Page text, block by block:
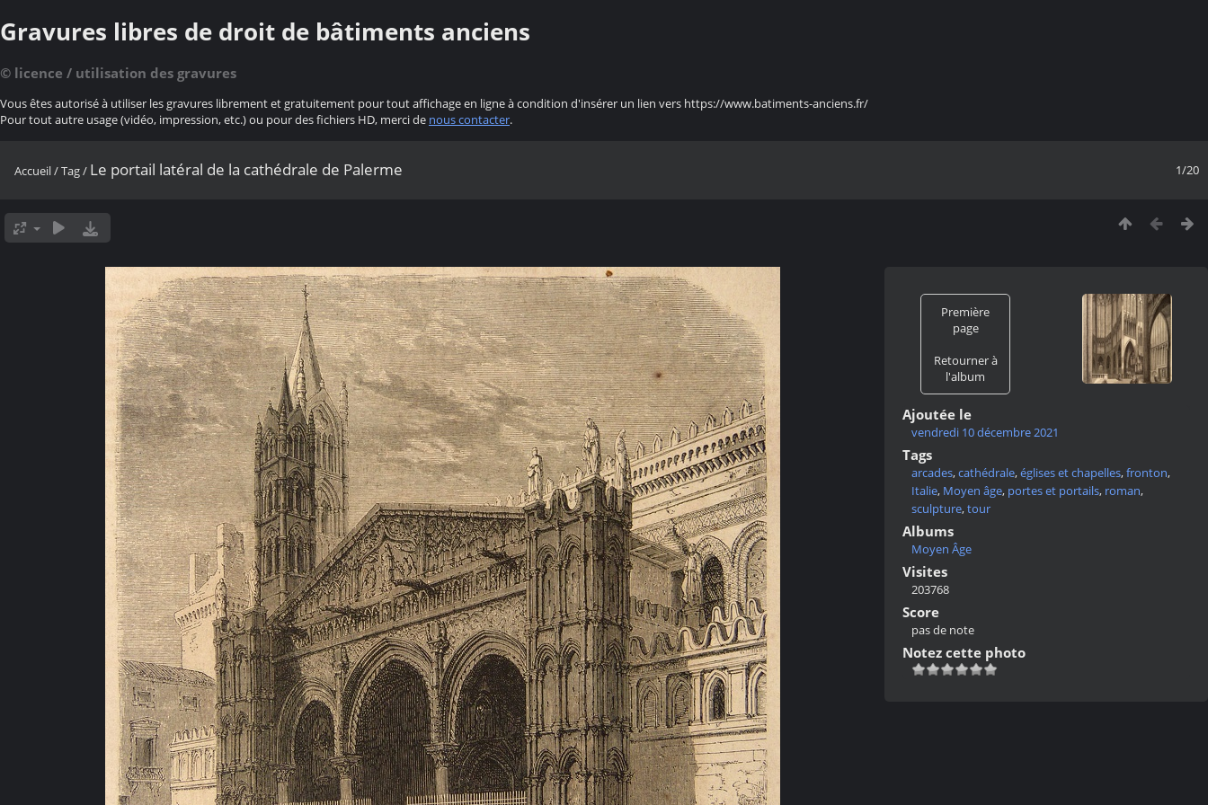
Gravures libres de droit de bâtiments anciens
© licence / utilisation des gravures
Vous êtes autorisé à utiliser les gravures librement et gratuitement pour tout affichage en ligne à condition d'insérer un lien vers https://www.batiments-anciens.fr/
Pour tout autre usage (vidéo, impression, etc.) ou pour des fichiers HD, merci de nous contacter.
1/20
Accueil/Tag/ Le portail latéral de la cathédrale de Palerme
Première
page
Retourner à
l'album
Ajoutée le
vendredi 10 décembre 2021
Tags
arcades,cathédrale,églises et chapelles,fronton,
Italie, Moyen âge, portes et portails, roman,
sculpture,tour
Albums
Moyen Âge
Visites
203768
Score
pas de note
Notez cette photo